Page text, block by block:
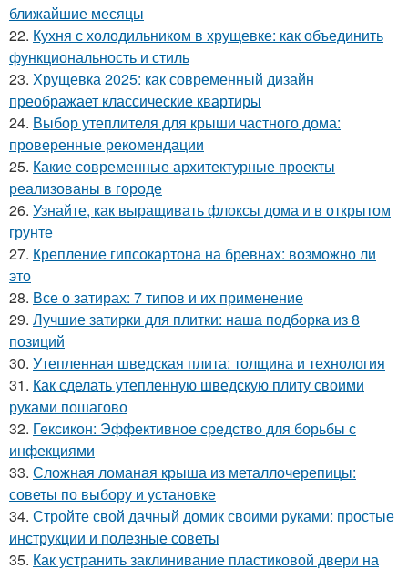
ближайшие месяцы
22. Кухня с холодильником в хрущевке: как объединить
функциональность и стиль
23. Хрущевка 2025: как современный дизайн
преображает классические квартиры
24. Выбор утеплителя для крыши частного дома:
проверенные рекомендации
25. Какие современные архитектурные проекты
реализованы в городе
26. Узнайте, как выращивать флоксы дома и в открытом
грунте
27. Крепление гипсокартона на бревнах: возможно ли
это
28. Все о затирах: 7 типов и их применение
29. Лучшие затирки для плитки: наша подборка из 8
позиций
30. Утепленная шведская плита: толщина и технология
31. Как сделать утепленную шведскую плиту своими
руками пошагово
32. Гексикон: Эффективное средство для борьбы с
инфекциями
33. Сложная ломаная крыша из металлочерепицы:
советы по выбору и установке
34. Стройте свой дачный домик своими руками: простые
инструкции и полезные советы
35. Как устранить заклинивание пластиковой двери на